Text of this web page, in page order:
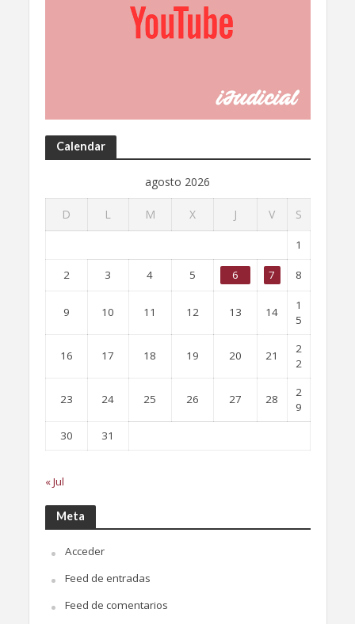
Calendar
agosto 2026
D L M X J V S
1
2 3 4 5 6 7 8
9 10 11 12 13 14
1
5
16 17 18 19 20 21
2
2
23 24 25 26 27 28
2
9
30
31
« Jul
Meta
Acceder
Feed de entradas
Feed de comentarios